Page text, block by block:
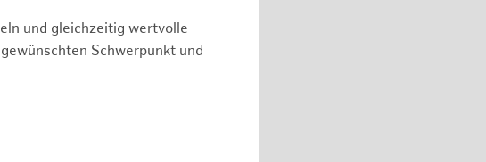
und gleichzeitig wertvolle
Schwerpunkt und